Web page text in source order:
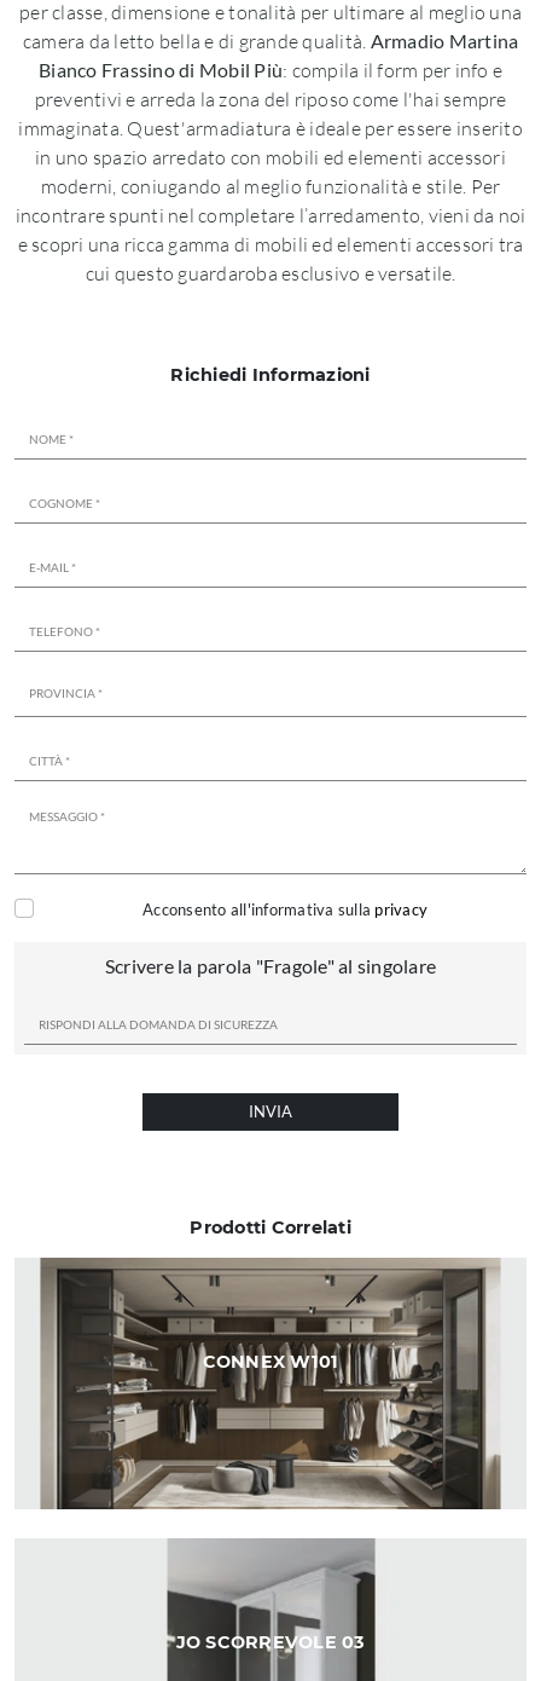
per classe, dimensione e tonalità per ultimare al meglio una
camera da letto bella e di grande qualità. Armadio Martina
Bianco Frassino di Mobil Più: compila il form per info e
preventivi e arreda la zona del riposo come l'hai sempre
immaginata. Quest'armadiatura è ideale per essere inserito
in uno spazio arredato con mobili ed elementi accessori
moderni, coniugando al meglio funzionalità e stile. Per
incontrare spunti nel completare l’arredamento, vieni da noi
e scopri una ricca gamma di mobili ed elementi accessori tra
cui questo guardaroba esclusivo e versatile.
Prodotti Correlati
CONNEX W101
JO SCORREVOLE 03
Richiedi Informazioni
Acconsento all'informativa sulla privacy
Scrivere la parola "Fragole" al singolare
INVIA